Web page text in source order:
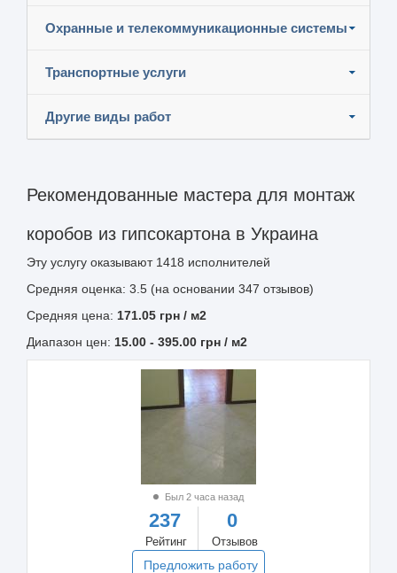
Охранные и телекоммуникационные системы
Транспортные услуги
Другие виды работ
Рекомендованные мастера для монтаж
коробов из гипсокартона в Украина
Эту услугу оказывают 1418 исполнителей
Средняя оценка: 3.5 (на основании 347 отзывов)
Средняя цена: 171.05 грн / м2
Диапазон цен: 15.00 - 395.00 грн / м2
Был 2 часа назад
237
Рейтинг
0
Отзывов
Предложить работу